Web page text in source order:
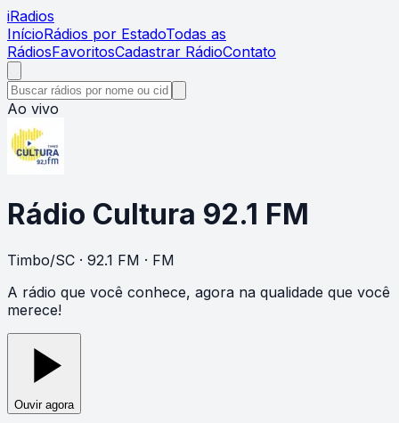
iRadios
InícioRádios por EstadoTodas as
RádiosFavoritosCadastrar RádioContato
Ao vivo
Rádio Cultura 92.1 FM
Timbo/SC · 92.1 FM · FM
A rádio que você conhece, agora na qualidade que você
merece!
Ouvir agora